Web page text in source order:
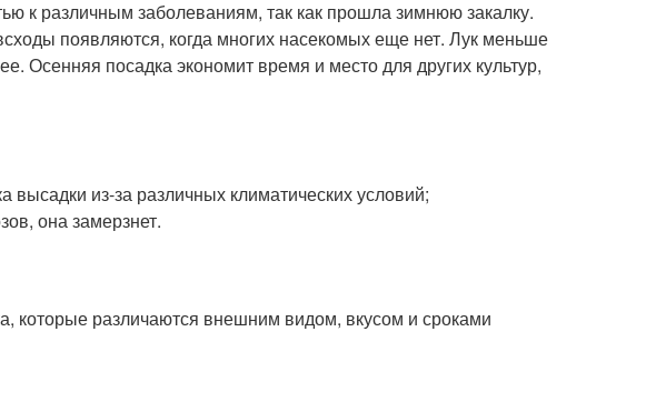
к различным заболеваниям, так как прошла зимнюю закалку.
появляются, когда многих насекомых еще нет. Лук меньше
Осенняя посадка экономит время и место для других культур,
высадки из-за различных климатических условий;
она замерзнет.
которые различаются внешним видом, вкусом и сроками